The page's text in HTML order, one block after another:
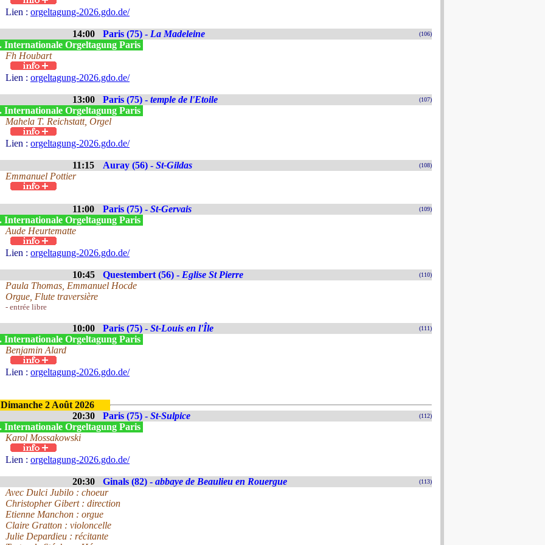
Lien : orgeltagung-2026.gdo.de/
14:00 Paris (75) - La Madeleine (106)
Internationale Orgeltagung Paris
Fh Houbart
Lien : orgeltagung-2026.gdo.de/
13:00 Paris (75) - temple de l'Etoile (107)
Internationale Orgeltagung Paris
Mahela T. Reichstatt, Orgel
Lien : orgeltagung-2026.gdo.de/
11:15 Auray (56) - St-Gildas (108)
Emmanuel Pottier
11:00 Paris (75) - St-Gervais (109)
Internationale Orgeltagung Paris
Aude Heurtematte
Lien : orgeltagung-2026.gdo.de/
10:45 Questembert (56) - Eglise St Pierre (110)
Paula Thomas, Emmanuel Hocde
Orgue, Flute traversière
- entrée libre
10:00 Paris (75) - St-Louis en l'Île (111)
Internationale Orgeltagung Paris
Benjamin Alard
Lien : orgeltagung-2026.gdo.de/
Dimanche 2 Août 2026
20:30
Paris (75) - St-Sulpice (112)
Internationale Orgeltagung Paris
Karol Mossakowski
Lien : orgeltagung-2026.gdo.de/
20:30 Ginals (82) - abbaye de Beaulieu en Rouergue (113)
Avec Dulci Jubilo : choeur
Christopher Gibert : direction
Etienne Manchon : orgue
Claire Gratton : violoncelle
Julie Depardieu : récitante